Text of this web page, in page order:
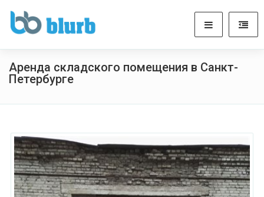
Аренда складского помещения в Санкт-
Петербурге